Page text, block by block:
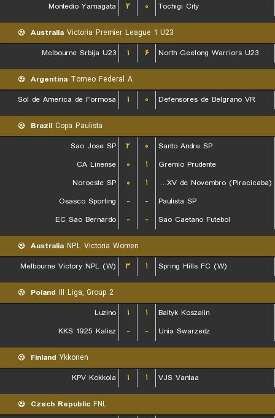
Montedio Yamagata
۲ ۰ Tochigi City
Australia Victoria Premier League 1 U23
Melbourne Srbija U23
۱ ۶ North Geelong Warriors U23
Argentina Torneo Federal A
Sol de America de Formosa
۱ ۰ Defensores de Belgrano VR
Brazil Copa Paulista
Sao Jose SP
۲ ۰
Santo Andre SP
CA Linense
۰ ۱
Gremio Prudente
Noroeste SP
۰ ۱
EC XV de Novembro (Piracicaba)
Osasco Sporting
- -
Paulista SP
EC Sao Bernardo
- - Sao Caetano Futebol
Australia NPL Victoria Women
Melbourne Victory NPL (W)
۳ ۱ Spring Hills FC (W)
Poland III Liga, Group 2
Luzino
۱ ۱
Baltyk Koszalin
KKS 1925 Kalisz
- - Unia Swarzedz
Finland Ykkonen
KPV Kokkola
۱ ۱ VJS Vantaa
Czech Republic FNL